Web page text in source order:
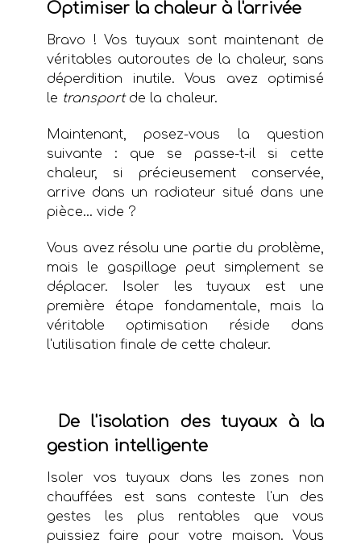
Optimiser la chaleur à l'arrivée
Bravo ! Vos tuyaux sont maintenant de
véritables autoroutes de la chaleur, sans
déperdition inutile. Vous avez optimisé
le transportde la chaleur.
Maintenant, posez-vous la question
suivante : que se passe-t-il si cette
chaleur, si précieusement conservée,
arrive dans un radiateur situé dans une
pièce... vide ?
Vous avez résolu une partie du problème,
mais le gaspillage peut simplement se
déplacer. Isoler les tuyaux est une
première étape fondamentale, mais la
véritable optimisation réside dans
l'utilisation finale de cette chaleur.
De l'isolation des tuyaux à la
gestion intelligente
Isoler vos tuyaux dans les zones non
chauffées est sans conteste l'un des
gestes les plus rentables que vous
puissiez faire pour votre maison. Vous